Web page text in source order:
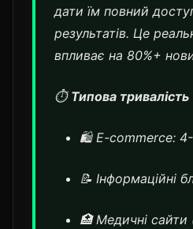
дати їм повний
результатів. Це
впливає на 80%+
⏱️ Типова тривалість
🛍️ E-commerce: 4-
📝 Інформаційні
🏥 Медичні